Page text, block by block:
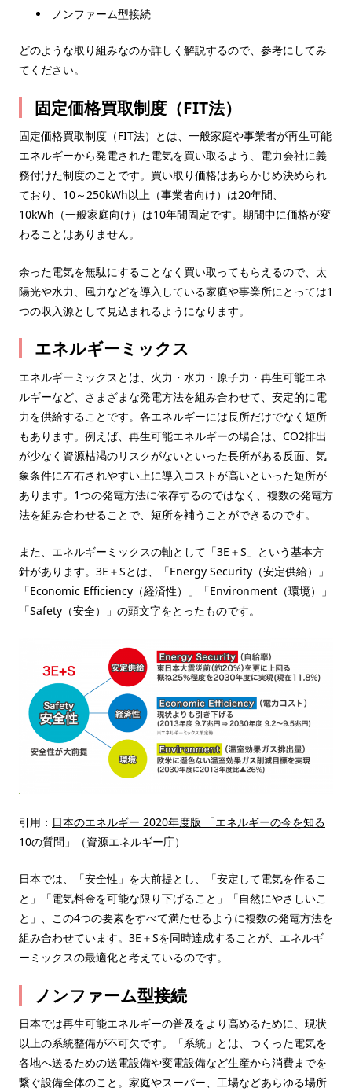
ノンファーム型接続
どのような取り組みなのか詳しく解説するので、参考にしてみ
てください。
固定価格買取制度（FIT法）
固定価格買取制度（FIT法）とは、一般家庭や事業者が再生可能
エネルギーから発電された電気を買い取るよう、電力会社に義
務付けた制度のことです。買い取り価格はあらかじめ決められ
ており、10～250kWh以上（事業者向け）は20年間、
10kWh（一般家庭向け）は10年間固定です。期間中に価格が変
わることはありません。
余った電気を無駄にすることなく買い取ってもらえるので、太
陽光や水力、風力などを導入している家庭や事業所にとっては1
つの収入源として見込まれるようになります。
エネルギーミックス
エネルギーミックスとは、火力・水力・原子力・再生可能エネ
ルギーなど、さまざまな発電方法を組み合わせて、安定的に電
力を供給することです。各エネルギーには長所だけでなく短所
もあります。例えば、再生可能エネルギーの場合は、CO2排出
が少なく資源枯渇のリスクがないといった長所がある反面、気
象条件に左右されやすい上に導入コストが高いといった短所が
あります。1つの発電方法に依存するのではなく、複数の発電方
法を組み合わせることで、短所を補うことができるのです。
また、エネルギーミックスの軸として「3E＋S」という基本方
針があります。3E＋Sとは、「Energy Security（安定供給）」
「Economic Efficiency（経済性）」「Environment（環境）」
「Safety（安全）」の頭文字をとったものです。
引用： 日本のエネルギー 2020年度版 「エネルギーの今を知る
10の質問」（資源エネルギー庁）
日本では、「安全性」を大前提とし、「安定して電気を作るこ
と」「電気料金を可能な限り下げること」「自然にやさしいこ
と」、この4つの要素をすべて満たせるように複数の発電方法を
組み合わせています。3E＋Sを同時達成することが、エネルギ
ーミックスの最適化と考えているのです。
ノンファーム型接続
日本では再生可能エネルギーの普及をより高めるために、現状
以上の系統整備が不可欠です。「系統」とは、つくった電気を
各地へ送るための送電設備や変電設備など生産から消費までを
繋ぐ設備全体のこと。家庭やスーパー、工場などあらゆる場所